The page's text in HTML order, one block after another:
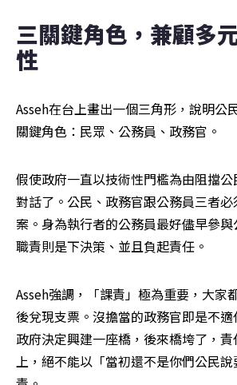
三關鍵角色，兼顧多
性
Asseh在台上畫出一個三角形，說明公
關鍵角色：民眾、公務員、政務官。
假使政府一直以技術性門檻為由阻擋
對話了。公民、政務官跟公務員三者
案。身為執行者的公務員最好儘早參
職責則是下決策、並且負起責任。
Asseh強調，「課責」極為重要，大家
後兌現支票。沒擔當的政務官即是不
政府決定興建一座橋，後來橋垮了，
上，絕不能以「當初還不是你們公民